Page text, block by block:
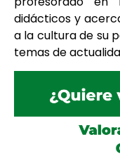
didácticos y
a la cultura de su
temas de